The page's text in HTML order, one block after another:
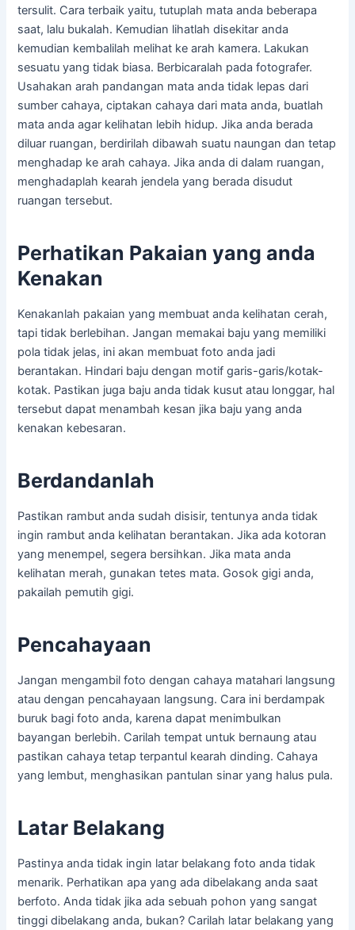
tersulit. Cara terbaik yaitu, tutuplah mata anda beberapa
saat, lalu bukalah. Kemudian lihatlah disekitar anda
kemudian kembalilah melihat ke arah kamera. Lakukan
sesuatu yang tidak biasa. Berbicaralah pada fotografer.
Usahakan arah pandangan mata anda tidak lepas dari
sumber cahaya, ciptakan cahaya dari mata anda, buatlah
mata anda agar kelihatan lebih hidup. Jika anda berada
diluar ruangan, berdirilah dibawah suatu naungan dan tetap
menghadap ke arah cahaya. Jika anda di dalam ruangan,
menghadaplah kearah jendela yang berada disudut
ruangan tersebut.
Perhatikan Pakaian yang anda
Kenakan
Kenakanlah pakaian yang membuat anda kelihatan cerah,
tapi tidak berlebihan. Jangan memakai baju yang memiliki
pola tidak jelas, ini akan membuat foto anda jadi
berantakan. Hindari baju dengan motif garis-garis/kotak-
kotak. Pastikan juga baju anda tidak kusut atau longgar, hal
tersebut dapat menambah kesan jika baju yang anda
kenakan kebesaran.
Berdandanlah
Pastikan rambut anda sudah disisir, tentunya anda tidak
ingin rambut anda kelihatan berantakan. Jika ada kotoran
yang menempel, segera bersihkan. Jika mata anda
kelihatan merah, gunakan tetes mata. Gosok gigi anda,
pakailah pemutih gigi.
Pencahayaan
Jangan mengambil foto dengan cahaya matahari langsung
atau dengan pencahayaan langsung. Cara ini berdampak
buruk bagi foto anda, karena dapat menimbulkan
bayangan berlebih. Carilah tempat untuk bernaung atau
pastikan cahaya tetap terpantul kearah dinding. Cahaya
yang lembut, menghasikan pantulan sinar yang halus pula.
Latar Belakang
Pastinya anda tidak ingin latar belakang foto anda tidak
menarik. Perhatikan apa yang ada dibelakang anda saat
berfoto. Anda tidak jika ada sebuah pohon yang sangat
tinggi dibelakang anda, bukan? Carilah latar belakang yang